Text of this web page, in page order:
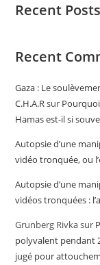
Recent Posts
Recent
Gaza : Le
C.H.A.Rsur
Hamas est-il si
Autopsie d’une
vidéo tronquée, ou
Autopsie d’une
vidéos tronquées :
Grunberg Rivkasur
polyvalent pendant
jugé pour